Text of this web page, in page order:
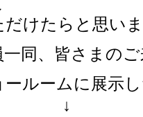
だけたらと思い
一同、皆さまの
ールームに展示
↓